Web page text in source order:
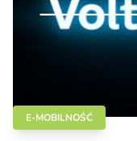
E-MOBILNOŚĆ